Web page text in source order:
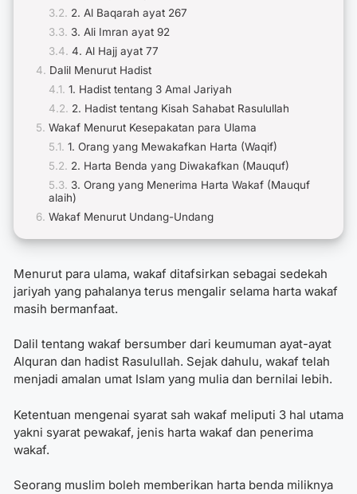
2. Al Baqarah ayat 267
3. Ali Imran ayat 92
4. Al Hajj ayat 77
Dalil Menurut Hadist
1. Hadist tentang 3 Amal Jariyah
2. Hadist tentang Kisah Sahabat Rasulullah
Wakaf Menurut Kesepakatan para Ulama
1. Orang yang Mewakafkan Harta (Waqif)
2. Harta Benda yang Diwakafkan (Mauquf)
3. Orang yang Menerima Harta Wakaf (Mauquf
alaih)
Wakaf Menurut Undang-Undang
Menurut para ulama, wakaf ditafsirkan sebagai sedekah
jariyah yang pahalanya terus mengalir selama harta wakaf
masih bermanfaat.
Dalil tentang wakaf bersumber dari keumuman ayat-ayat
Alquran dan hadist Rasulullah. Sejak dahulu, wakaf telah
menjadi amalan umat Islam yang mulia dan bernilai lebih.
Ketentuan mengenai syarat sah wakaf meliputi 3 hal utama
yakni syarat pewakaf, jenis harta wakaf dan penerima
wakaf.
Seorang muslim boleh memberikan harta benda miliknya